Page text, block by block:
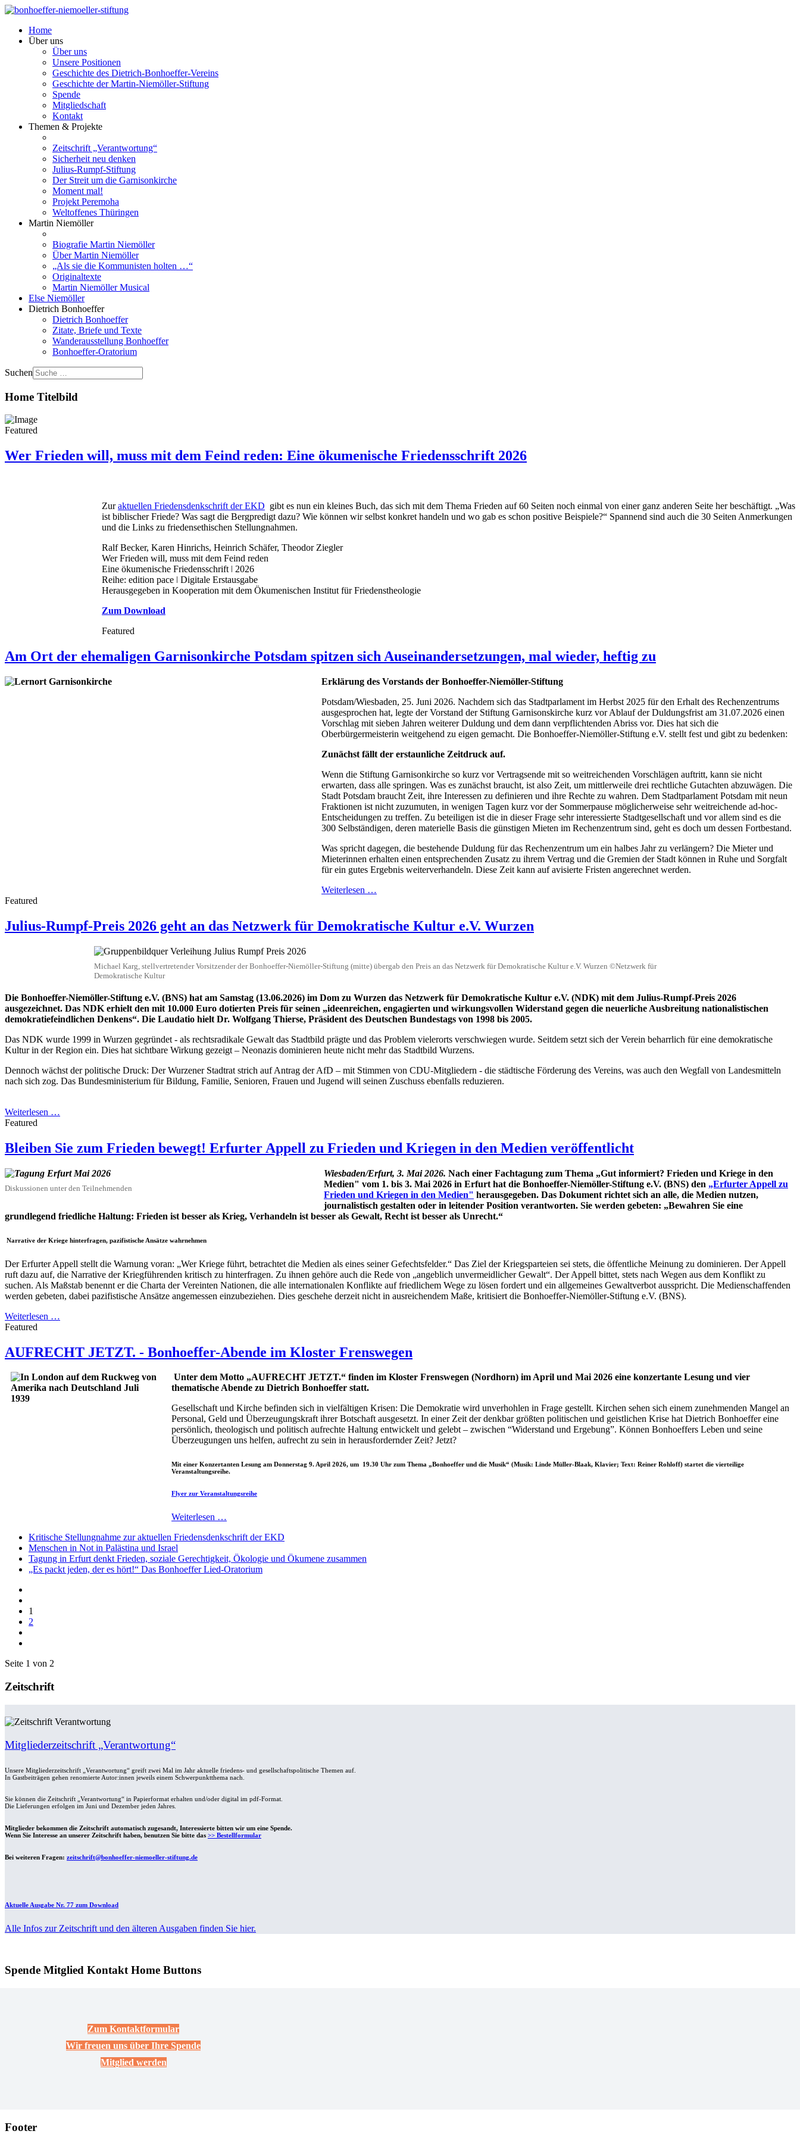
Home
Über uns
Über uns
Unsere Positionen
Geschichte des Dietrich-Bonhoeffer-Vereins
Geschichte der Martin-Niemöller-Stiftung
Spende
Mitgliedschaft
Kontakt
Themen & Projekte
Zeitschrift „Verantwortung“
Sicherheit neu denken
Julius-Rumpf-Stiftung
Der Streit um die Garnisonkirche
Moment mal!
Projekt Peremoha
Weltoffenes Thüringen
Martin Niemöller
Biografie Martin Niemöller
Über Martin Niemöller
„Als sie die Kommunisten holten …“
Originaltexte
Martin Niemöller Musical
Else Niemöller
Dietrich Bonhoeffer
Dietrich Bonhoeffer
Zitate, Briefe und Texte
Wanderausstellung Bonhoeffer
Bonhoeffer-Oratorium
Suchen
Home Titelbild
Featured
Wer Frieden will, muss mit dem Feind reden: Eine ökumenische Friedensschrift 2026
Zuraktuellen Friedensdenkschrift der EKD gibt es nun ein kleines Buch, das sich mit dem Thema Frieden auf 60 Seiten noch einmal von einer ganz anderen Seite her beschäftigt. „Was
ist biblischer Friede? Was sagt die Bergpredigt dazu? Wie können wir selbst konkret handeln und wo gab es schon positive Beispiele?“ Spannend sind auch die 30 Seiten Anmerkungen
und die Links zu friedensethischen Stellungnahmen.
Ralf Becker, Karen Hinrichs, Heinrich Schäfer, Theodor Ziegler
Wer Frieden will, muss mit dem Feind reden
Eine ökumenische Friedensschrift ǀ 2026
Reihe: edition pace ǀ Digitale Erstausgabe
Herausgegeben in Kooperation mit dem Ökumenischen Institut für Friedenstheologie
Zum Download
Featured
Am Ort der ehemaligen Garnisonkirche Potsdam spitzen sich Auseinandersetzungen, mal wieder, heftig zu
Erklärung des Vorstands der Bonhoeffer-Niemöller-Stiftung
Potsdam/Wiesbaden, 25. Juni 2026. Nachdem sich das Stadtparlament im Herbst 2025 für den Erhalt des Rechenzentrums
ausgesprochen hat, legte der Vorstand der Stiftung Garnisonskirche kurz vor Ablauf der Duldungsfrist am 31.07.2026 einen
Vorschlag mit sieben Jahren weiterer Duldung und dem dann verpflichtenden Abriss vor. Dies hat sich die
Oberbürgermeisterin weitgehend zu eigen gemacht. Die Bonhoeffer-Niemöller-Stiftung e.V. stellt fest und gibt zu bedenken:
Zunächst fällt der erstaunliche Zeitdruck auf.
Wenn die Stiftung Garnisonkirche so kurz vor Vertragsende mit so weitreichenden Vorschlägen auftritt, kann sie nicht
erwarten, dass alle springen. Was es zunächst braucht, ist also Zeit, um mittlerweile drei rechtliche Gutachten abzuwägen. Die
Stadt Potsdam braucht Zeit, ihre Interessen zu definieren und ihre Rechte zu wahren. Dem Stadtparlament Potsdam mit neun
Fraktionen ist nicht zuzumuten, in wenigen Tagen kurz vor der Sommerpause möglicherweise sehr weitreichende ad-hoc-
Entscheidungen zu treffen. Zu beteiligen ist die in dieser Frage sehr interessierte Stadtgesellschaft und vor allem sind es die
300 Selbständigen, deren materielle Basis die günstigen Mieten im Rechenzentrum sind, geht es doch um dessen Fortbestand.
Was spricht dagegen, die bestehende Duldung für das Rechenzentrum um ein halbes Jahr zu verlängern? Die Mieter und
Mieterinnen erhalten einen entsprechenden Zusatz zu ihrem Vertrag und die Gremien der Stadt können in Ruhe und Sorgfalt
für ein gutes Ergebnis weiterverhandeln. Diese Zeit kann auf avisierte Fristen angerechnet werden.
Weiterlesen …
Featured
Julius-Rumpf-Preis 2026 geht an das Netzwerk für Demokratische Kultur e.V. Wurzen
Michael Karg, stellvertretender Vorsitzender der Bonhoeffer-Niemöller-Stiftung (mitte) übergab den Preis an das Netzwerk für Demokratische Kultur e.V. Wurzen ©Netzwerk für
Demokratische Kultur
Die Bonhoeffer-Niemöller-Stiftung e.V. (BNS) hat am Samstag (13.06.2026) im Dom zu Wurzen das Netzwerk für Demokratische Kultur e.V. (NDK) mit dem Julius-Rumpf-Preis 2026
ausgezeichnet. Das NDK erhielt den mit 10.000 Euro dotierten Preis für seinen „ideenreichen, engagierten und wirkungsvollen Widerstand gegen die neuerliche Ausbreitung nationalistischen
demokratiefeindlichen Denkens“. Die Laudatio hielt Dr. Wolfgang Thierse, Präsident des Deutschen Bundestags von 1998 bis 2005.
Das NDK wurde 1999 in Wurzen gegründet - als rechtsradikale Gewalt das Stadtbild prägte und das Problem vielerorts verschwiegen wurde. Seitdem setzt sich der Verein beharrlich für eine demokratische
Kultur in der Region ein. Dies hat sichtbare Wirkung gezeigt – Neonazis dominieren heute nicht mehr das Stadtbild Wurzens.
Dennoch wächst der politische Druck: Der Wurzener Stadtrat strich auf Antrag der AfD – mit Stimmen von CDU-Mitgliedern - die städtische Förderung des Vereins, was auch den Wegfall von Landesmitteln
nach sich zog. Das Bundesministerium für Bildung, Familie, Senioren, Frauen und Jugend will seinen Zuschuss ebenfalls reduzieren.
Weiterlesen …
Featured
Bleiben Sie zum Frieden bewegt! Erfurter Appell zu Frieden und Kriegen in den Medien veröffentlicht
Diskussionen unter den Teilnehmenden
Wiesbaden/Erfurt, 3. Mai 2026. Nach einer Fachtagung zum Thema „Gut informiert? Frieden und Kriege in den
Medien" vom 1. bis 3. Mai 2026 in Erfurt hat die Bonhoeffer-Niemöller-Stiftung e.V. (BNS) den „Erfurter Appell zu
Frieden und Kriegen in den Medien" herausgegeben. Das Dokument richtet sich an alle, die Medien nutzen,
journalistisch gestalten oder in leitender Position verantworten. Sie werden gebeten: „Bewahren Sie eine
grundlegend friedliche Haltung: Frieden ist besser als Krieg, Verhandeln ist besser als Gewalt, Recht ist besser als Unrecht.“
Narrative der Kriege hinterfragen, pazifistische Ansätze wahrnehmen
Der Erfurter Appell stellt die Warnung voran: „Wer Kriege führt, betrachtet die Medien als eines seiner Gefechtsfelder.“ Das Ziel der Kriegsparteien sei stets, die öffentliche Meinung zu dominieren. Der Appell
ruft dazu auf, die Narrative der Kriegführenden kritisch zu hinterfragen. Zu ihnen gehöre auch die Rede von „angeblich unvermeidlicher Gewalt“. Der Appell bittet, stets nach Wegen aus dem Konflikt zu
suchen. Als Maßstab benennt er die Charta der Vereinten Nationen, die alle internationalen Konflikte auf friedlichem Wege zu lösen fordert und ein allgemeines Gewaltverbot ausspricht. Die Medienschaffenden
werden gebeten, dabei pazifistische Ansätze angemessen einzubeziehen. Dies geschehe derzeit nicht in ausreichendem Maße, kritisiert die Bonhoeffer-Niemöller-Stiftung e.V. (BNS).
Weiterlesen …
Featured
AUFRECHT JETZT. - Bonhoeffer-Abende im Kloster Frenswegen
Unter dem Motto „AUFRECHT JETZT.“ finden im Kloster Frenswegen (Nordhorn) im April und Mai 2026 eine konzertante Lesung und vier
thematische Abende zu Dietrich Bonhoeffer statt.
Gesellschaft und Kirche befinden sich in vielfältigen Krisen: Die Demokratie wird unverhohlen in Frage gestellt. Kirchen sehen sich einem zunehmenden Mangel an
Personal, Geld und Überzeugungskraft ihrer Botschaft ausgesetzt. In einer Zeit der denkbar größten politischen und geistlichen Krise hat Dietrich Bonhoeffer eine
persönlich, theologisch und politisch aufrechte Haltung entwickelt und gelebt – zwischen “Widerstand und Ergebung”. Können Bonhoeffers Leben und seine
Überzeugungen uns helfen, aufrecht zu sein in herausfordernder Zeit? Jetzt?
Mit einer Konzertanten Lesung am Donnerstag 9. April 2026, um 19.30 Uhr zum Thema „Bonhoeffer und die Musik“ (Musik: Linde Müller-Blaak, Klavier; Text: Reiner Rohloff) startet die vierteilige
Veranstaltungsreihe.
Flyer zur Veranstaltungsreihe
Weiterlesen …
Kritische Stellungnahme zur aktuellen Friedensdenkschrift der EKD
Menschen in Not in Palästina und Israel
Tagung in Erfurt denkt Frieden, soziale Gerechtigkeit, Ökologie und Ökumene zusammen
„Es packt jeden, der es hört!“ Das Bonhoeffer Lied-Oratorium
1
2
Seite 1 von 2
Zeitschrift
Mitgliederzeitschrift „Verantwortung“
Unsere Mitgliederzeitschrift „Verantwortung“ greift zwei Mal im Jahr aktuelle friedens- und gesellschaftspolitische Themen auf.
In Gastbeiträgen gehen renomierte Autor:innen jeweils einem Schwerpunktthema nach.
Sie können die Zeitschrift „Verantwortung“ in Papierformat erhalten und/oder digital im pdf-Format.
Die Lieferungen erfolgen im Juni und Dezember jeden Jahres.
Mitglieder bekommen die Zeitschrift automatisch zugesandt, Interessierte bitten wir um eine Spende.
Wenn Sie Interesse an unserer Zeitschrift haben, benutzen Sie bitte das >> Bestellformular
Bei weiteren Fragen: zeitschrift@bonhoeffer-niemoeller-stiftung.de
Aktuelle Ausgabe Nr. 77 zum Download
Alle Infos zur Zeitschrift und den älteren Ausgaben finden Sie hier.
Spende Mitglied Kontakt Home Buttons
Zum Kontaktformular
Wir freuen uns über Ihre Spende
Mitglied werden
Footer